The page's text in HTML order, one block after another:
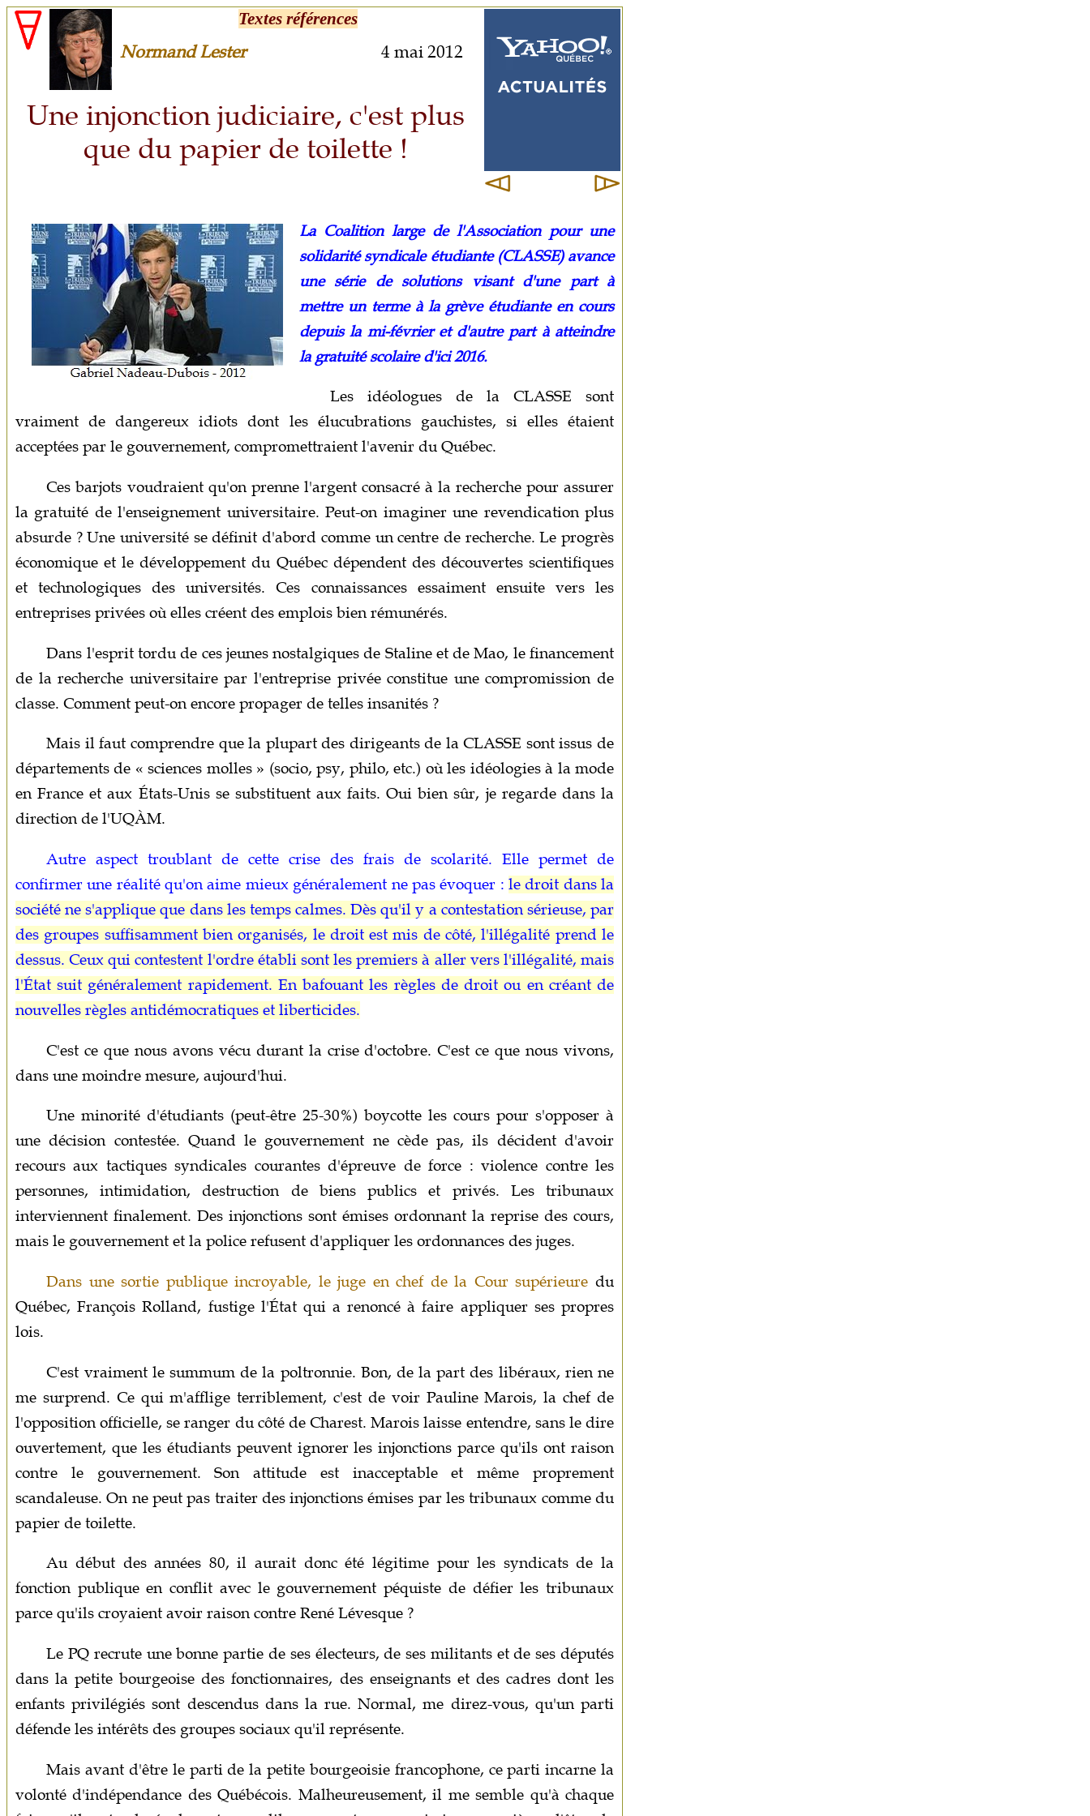
Textes références
Normand Lester 4 mai 2012
Une injonction judiciaire, c'est plus
que du papier de toilette !
La Coalition large de l'Association pour une
solidarité syndicale étudiante (CLASSE) avance
une série de solutions visant d'une part à
mettre un terme à la grève étudiante en cours
depuis la mi-février et d'autre part à atteindre
la gratuité scolaire d'ici 2016.
Les idéologues de la CLASSE sont
vraiment de dangereux idiots dont les élucubrations gauchistes, si elles étaient
acceptées par le gouvernement, compromettraient l'avenir du Québec.
Ces barjots voudraient qu'on prenne l'argent consacré à la recherche pour assurer
la gratuité de l'enseignement universitaire. Peut-on imaginer une revendication plus
absurde ? Une université se définit d'abord comme un centre de recherche. Le progrès
économique et le développement du Québec dépendent des découvertes scientifiques
et technologiques des universités. Ces connaissances essaiment ensuite vers les
entreprises privées où elles créent des emplois bien rémunérés.
Dans l'esprit tordu de ces jeunes nostalgiques de Staline et de Mao, le financement
de la recherche universitaire par l'entreprise privée constitue une compromission de
classe. Comment peut-on encore propager de telles insanités ?
Mais il faut comprendre que la plupart des dirigeants de la CLASSE sont issus de
départements de « sciences molles » (socio, psy, philo, etc.) où les idéologies à la mode
en France et aux États-Unis se substituent aux faits. Oui bien sûr, je regarde dans la
direction de l'UQÀM.
Autre aspect troublant de cette crise des frais de scolarité. Elle permet de
confirmer une réalité qu'on aime mieux généralement ne pas évoquer : le droit dans la
société ne s'applique que dans les temps calmes. Dès qu'il y a contestation sérieuse, par
des groupes suffisamment bien organisés, le droit est mis de côté, l'illégalité prend le
dessus. Ceux qui contestent l'ordre établi sont les premiers à aller vers l'illégalité, mais
l'État suit généralement rapidement. En bafouant les règles de droit ou en créant de
nouvelles règles antidémocratiques et liberticides.
C'est ce que nous avons vécu durant la crise d'octobre. C'est ce que nous vivons,
dans une moindre mesure, aujourd'hui.
Une minorité d'étudiants (peut-être 25-30%) boycotte les cours pour s'opposer à
une décision contestée. Quand le gouvernement ne cède pas, ils décident d'avoir
recours aux tactiques syndicales courantes d'épreuve de force : violence contre les
personnes, intimidation, destruction de biens publics et privés. Les tribunaux
interviennent finalement. Des injonctions sont émises ordonnant la reprise des cours,
mais le gouvernement et la police refusent d'appliquer les ordonnances des juges.
Dans une sortie publique incroyable, le juge en chef de la Cour supérieure du
Québec, François Rolland, fustige l'État qui a renoncé à faire appliquer ses propres
lois.
C'est vraiment le summum de la poltronnie. Bon, de la part des libéraux, rien ne
me surprend. Ce qui m'afflige terriblement, c'est de voir Pauline Marois, la chef de
l'opposition officielle, se ranger du côté de Charest. Marois laisse entendre, sans le dire
ouvertement, que les étudiants peuvent ignorer les injonctions parce qu'ils ont raison
contre le gouvernement. Son attitude est inacceptable et même proprement
scandaleuse. On ne peut pas traiter des injonctions émises par les tribunaux comme du
papier de toilette.
Au début des années 80, il aurait donc été légitime pour les syndicats de la
fonction publique en conflit avec le gouvernement péquiste de défier les tribunaux
parce qu'ils croyaient avoir raison contre René Lévesque ?
Le PQ recrute une bonne partie de ses électeurs, de ses militants et de ses députés
dans la petite bourgeoise des fonctionnaires, des enseignants et des cadres dont les
enfants privilégiés sont descendus dans la rue. Normal, me direz-vous, qu'un parti
défende les intérêts des groupes sociaux qu'il représente.
Mais avant d'être le parti de la petite bourgeoisie francophone, ce parti incarne la
volonté d'indépendance des Québécois. Malheureusement, il me semble qu'à chaque